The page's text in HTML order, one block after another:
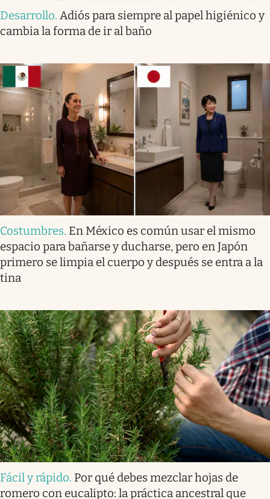
Desarrollo. Adiós para siempre al papel higiénico y
cambia la forma de ir al baño
Costumbres. En México es común usar el mismo
espacio para bañarse y ducharse, pero en Japón
primero se limpia el cuerpo y después se entra a la
tina
Fácil y rápido. Por qué debes mezclar hojas de
romero con eucalipto: la práctica ancestral que